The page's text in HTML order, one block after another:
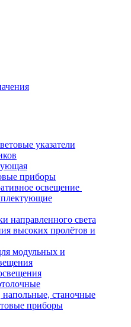
указатели
приборы
освещение
направленного света
высоких пролётов и
модульных и
станочные
приборы